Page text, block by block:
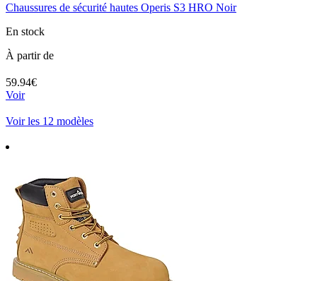
Chaussures de sécurité hautes Operis S3 HRO Noir
En stock
À partir de
59.94€
Voir
Voir les 12 modèles